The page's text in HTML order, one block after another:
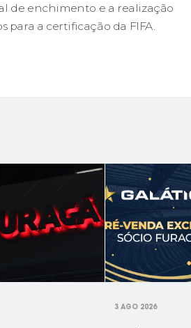
de enchimento e a realização
para a certificação da FIFA.
3 AGO 2026